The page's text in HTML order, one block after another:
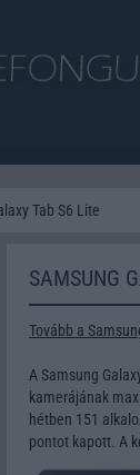
Tab S6 Lite
SAMSUNG
Tovább a
A Samsung
kamerájának
hétben 151
pontot kapott. A